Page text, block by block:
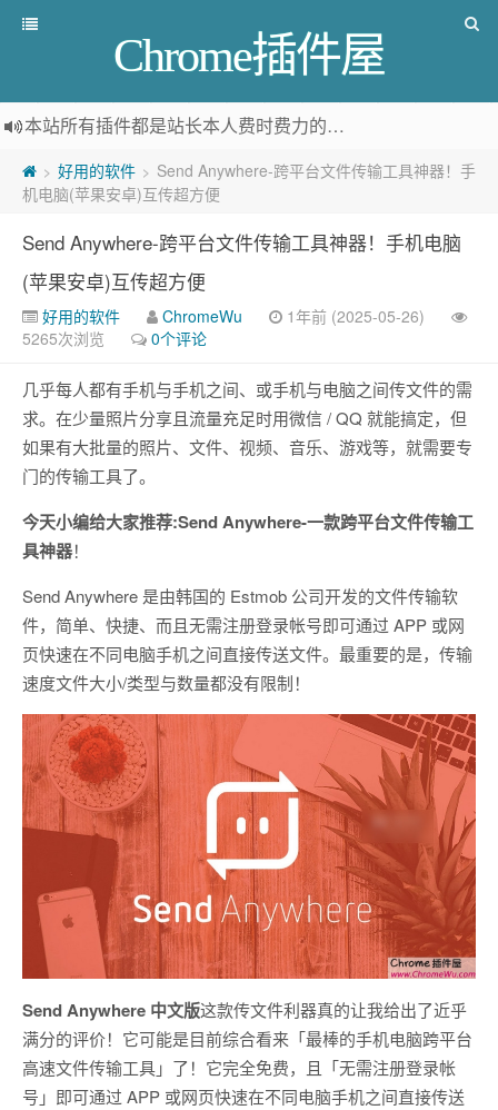
Chrome插件屋
本站所有插件都是站长本人费时费力的人工筛选推荐
> 好用的软件 > Send Anywhere-跨平台文件传输工具神器！手
机电脑(苹果安卓)互传超方便
Send Anywhere-跨平台文件传输工具神器！手机电脑
(苹果安卓)互传超方便
好用的软件 ChromeWu
1年前 (2025-05-26)
5265次浏览
0个评论
几乎每人都有手机与手机之间、或手机与电脑之间传文件的需
求。在少量照片分享且流量充足时用微信 / QQ 就能搞定，但
如果有大批量的照片、文件、视频、音乐、游戏等，就需要专
门的传输工具了。
今天小编给大家推荐:Send Anywhere-一款跨平台文件传输工
具神器！
Send Anywhere 是由韩国的 Estmob 公司开发的文件传输软
件，简单、快捷、而且无需注册登录帐号即可通过 APP 或网
页快速在不同电脑手机之间直接传送文件。最重要的是，传输
速度文件大小/类型与数量都没有限制！
Send Anywhere 中文版这款传文件利器真的让我给出了近乎
满分的评价！它可能是目前综合看来「最棒的手机电脑跨平台
高速文件传输工具」了！它完全免费，且「无需注册登录帐
号」即可通过 APP 或网页快速在不同电脑手机之间直接传送